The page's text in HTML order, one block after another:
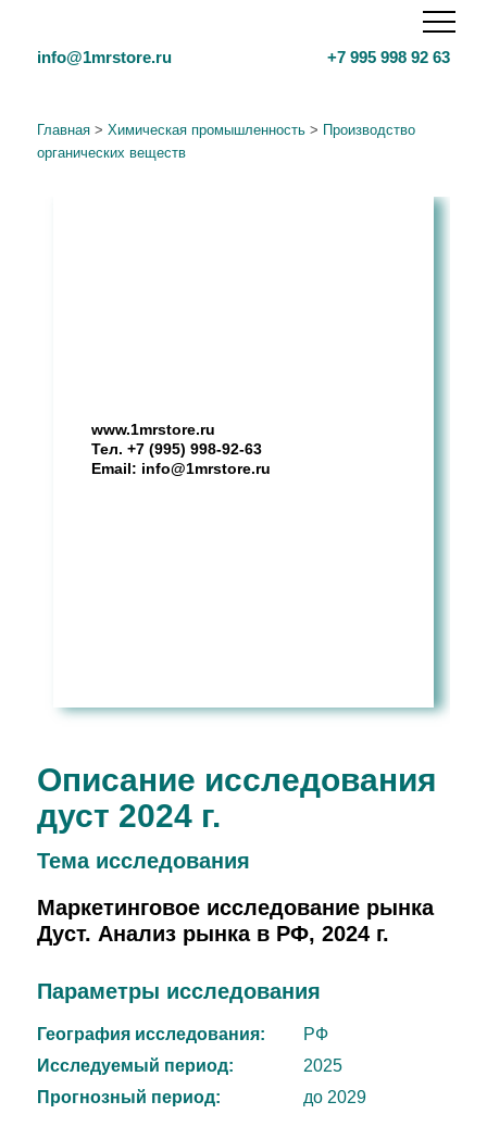
info@1mrstore.ru +7 995 998 92 63
Главная> Химическая промышленность> Производство
органических веществ
www.1mrstore.ru
Тел. +7 (995) 998-92-63
Email: info@1mrstore.ru
Описание исследования
дуст 2024 г.
Тема иcследования
Маркетинговое исследование рынка
Дуст. Анализ рынка в РФ, 2024 г.
Параметры исследования
География исследования:
РФ
Исследуемый период:
2025
Прогнозный период:
до 2029